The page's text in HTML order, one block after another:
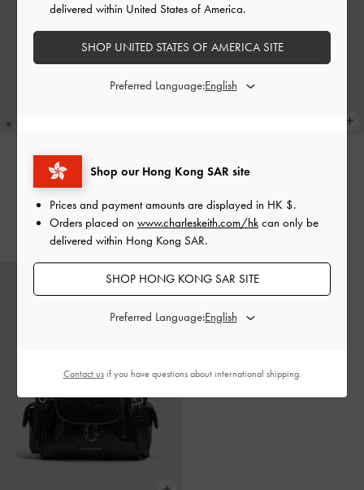
流行熱賣
HK$539.00
Duo 兩用後背包
HK$699.00
Shop our Hong Kong SAR site
Prices and payment amounts are displayed in HK $.
Orders placed on www.charleskeith.com/hk can only be
delivered within Hong Kong SAR.
SHOP HONG KONG SAR SITE
Preferred Language:
delivered within United States of America.
SHOP UNITED STATES OF AMERICA SITE
Preferred Language:
Contact usif you have questions about international shipping.